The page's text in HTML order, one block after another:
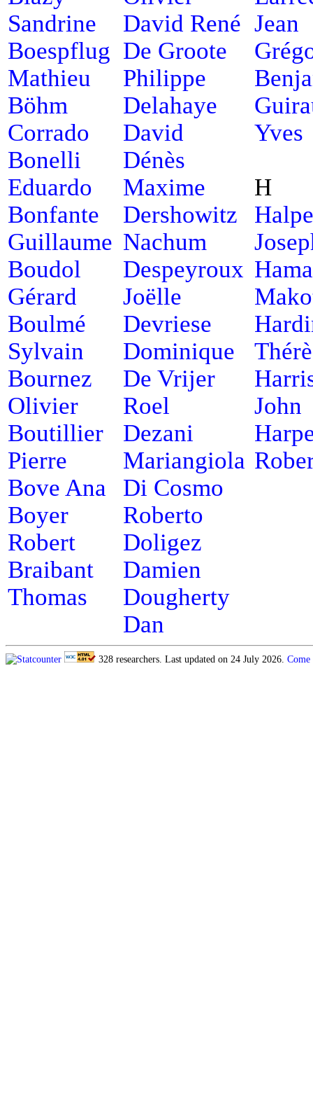
Sandrine
Boespflug
Mathieu
Böhm
Corrado
Bonelli
Eduardo
Bonfante
Guillaume
Boudol
Gérard
Boulmé
Sylvain
Bournez
Olivier
Boutillier
Pierre
Bove Ana
Boyer
Robert
Braibant
Thomas
David René
De Groote
Philippe
Delahaye
David
Dénès
Maxime
Dershowitz
Nachum
Despeyroux
Joëlle
Devriese
Dominique
De Vrijer
Roel
Dezani
Mariangiola
Di Cosmo
Roberto
Doligez
Damien
Dougherty
Dan
Jean
Yves
H
John
328 researchers. Last updated on 24 July 2026.